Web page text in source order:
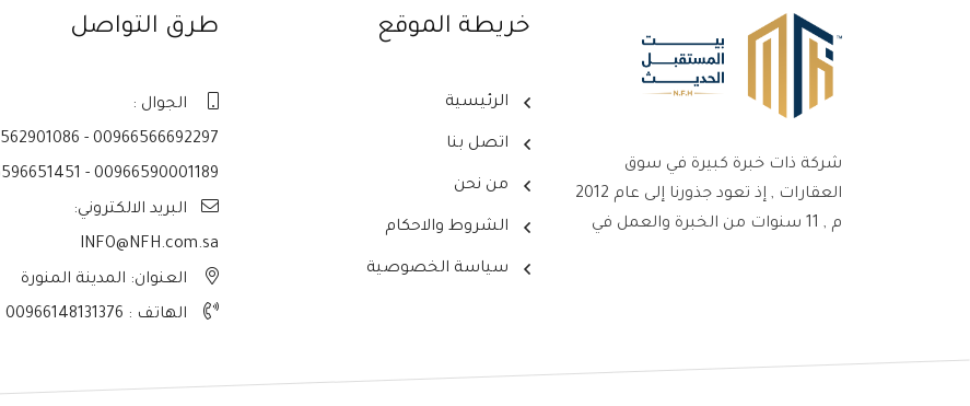
شركة ذات خبرة كبيرة في سوق
العقارات , إذ تعود جذورنا إلى عام 2012
م , 11 سنوات من الخبرة والعمل في
خريطة الموقع
الرئيسية
اتصل بنا
من نحن
الشروط والاحكام
سياسة الخصوصية
طرق التواصل
الجوال :
- 00966566692297
- 00966590001189
البريد الالكتروني:
INFO@NFH.com.sa
العنوان: المدينة المنورة
الهاتف : 00966148131376